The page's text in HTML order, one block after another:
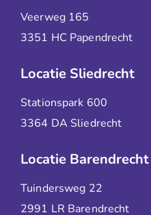
Veerweg 165
3351 HC Papendrecht
Locatie Sliedrecht
Stationspark 600
3364 DA Sliedrecht
Locatie Barendrecht
Tuindersweg 22
2991 LR Barendrecht